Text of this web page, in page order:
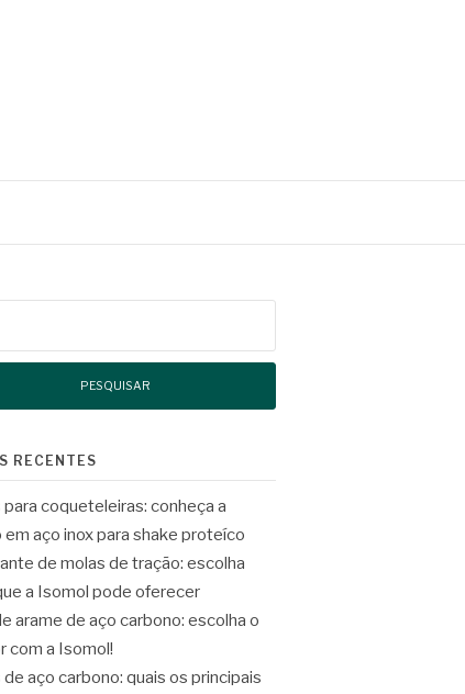
RECENTES
para coqueteleiras: conheça a
em aço inox para shake proteíco
de molas de tração: escolha
a Isomol pode oferecer
arame de aço carbono: escolha o
com a Isomol!
de aço carbono: quais os principais